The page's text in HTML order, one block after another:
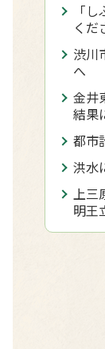
「
くだ
渋川
へ
金井
結果
都市
洪水
上三
明王